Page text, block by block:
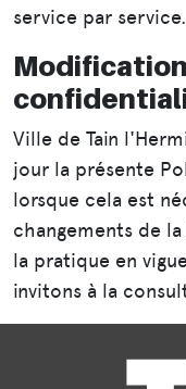
service par service.
Ville de Tain
jour la présente
lorsque cela est
changements de
la pratique en
invitons à la